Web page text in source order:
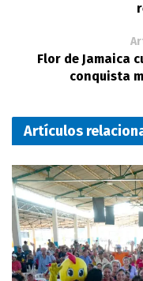
Flor de Jamaica
conquista
Artículos